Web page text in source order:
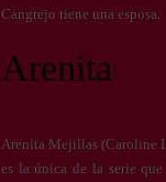
Cangrejo tiene una esposa.
Arenita
Arenita Mejillas (Caroline
es la única de la serie